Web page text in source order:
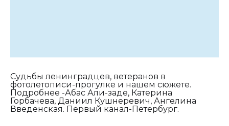
Судьбы ленинградцев, ветеранов в
фотолетописи-прогулке и нашем сюжете.
Подробнее -Абас Али-заде, Катерина
Горбачева, Даниил Кушнеревич, Ангелина
Введенская. Первый канал-Петербург.